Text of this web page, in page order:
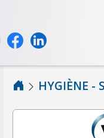
HYGIÈNE -